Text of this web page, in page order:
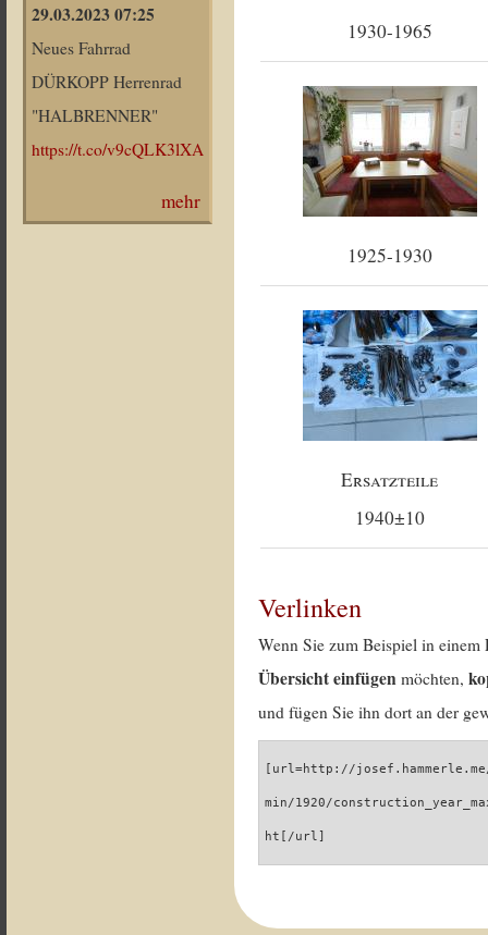
29.03.2023 07:25
Neues Fahrrad
DÜRKOPP Herrenrad
"HALBRENNER"
https://t.co/v9cQLK3lXA
mehr
1930-1965
1925-1930
Ersatzteile
1940±10
Verlinken
Wenn Sie zum Beispiel in
Übersicht einfügen möchten,
und fügen Sie ihn dort an der
[url=http://
min/1920/
ht[/url]